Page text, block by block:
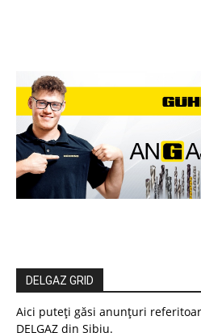
DELGAZ GRID
Aici puteți găsi anunțuri
DELGAZ din Sibiu.